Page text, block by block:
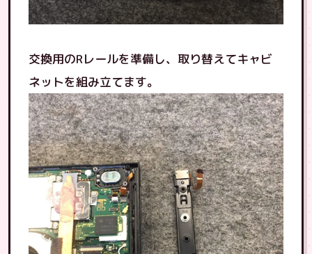
交換用のRレールを準備し、取り替えてキャビ
ネットを組み立てます。